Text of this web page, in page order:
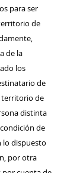
para ser
de
de la
los
de
territorio de
distinta
de
dispuesto
por otra